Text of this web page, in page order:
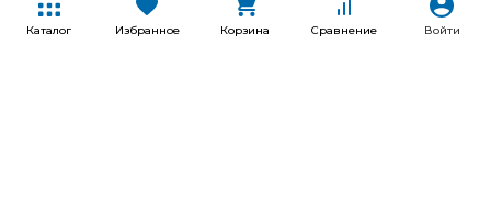
Каталог Избранное Корзина Сравнение Войти
Покупателям